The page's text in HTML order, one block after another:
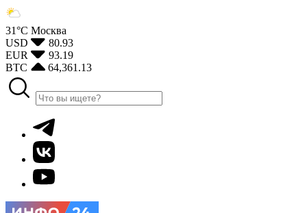
31°С Москва
USD
80.93
EUR
93.19
BTC
64,361.13